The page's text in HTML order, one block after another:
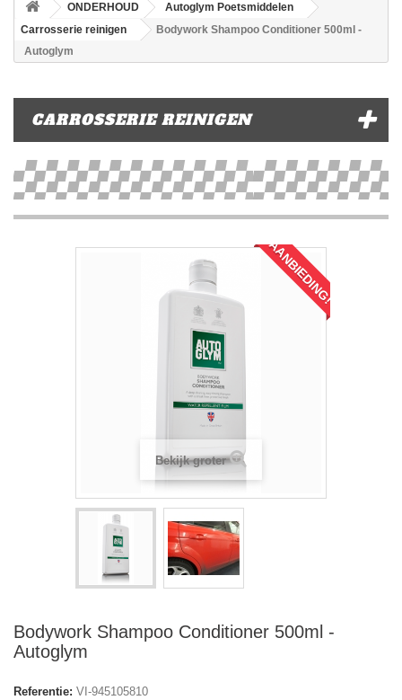
ONDERHOUD
Autoglym Poetsmiddelen
Carrosserie reinigen
Bodywork Shampoo Conditioner 500ml -
Autoglym
CARROSSERIE REINIGEN
AANBIEDING!
Bekijk groter
Bodywork Shampoo Conditioner 500ml -
Autoglym
Referentie: VI-945105810